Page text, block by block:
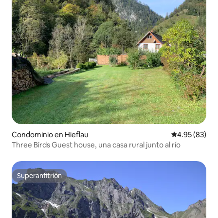
Condominio en Hieflau Calificación
4.95 (83)
Three Birds Guest house, una casa rural junto al río
Superanfitrión
Superanfitrión